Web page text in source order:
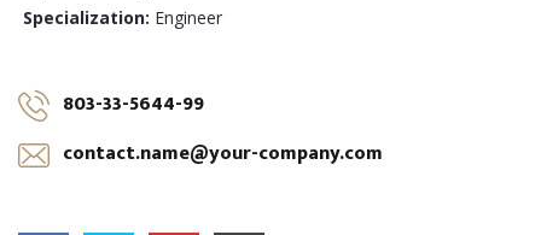
Specialization: Engineer
803-33-5644-99
contact.name@your-company.com